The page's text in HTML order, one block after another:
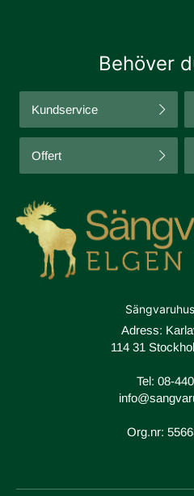
Behöver
Kundservice
Offert
Adress:
114 31
Tel: 08-
Org.nr: